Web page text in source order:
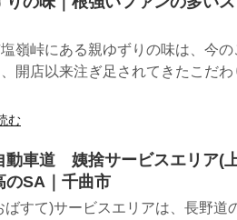
嶺峠にある親ゆずりの味は、今
開店以来注ぎ足されてきたこだ
む
動車道 姨捨サービスエリア(
のSA｜千曲市
ばすて)サービスエリアは、長野道